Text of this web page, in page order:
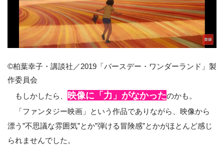
©柏葉幸子・講談社／2019「バースデー・ワンダーランド」製
作委員会
もしかしたら、
映像に「力」がなかったのかも。
「ファンタジー映画」という作品でありながら、映像から
漂う”不思議な雰囲気”とか”弾ける冒険感”とかがほとんど感じ
られませんでした。